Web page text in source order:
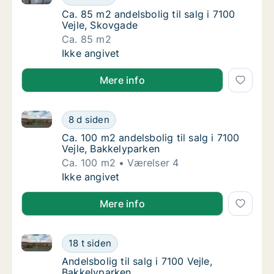
Ca. 85 m2 andelsbolig til salg i 7100 Vejle,
Ca. 85 m2 andelsbolig til salg i 7100
Vejle, Skovgade
Ca. 85 m2
Ca. 85 m2 andelsbolig til salg i 7100 Vejle,
Ikke angivet
Mere info
Ca. 100 m2 andelsbolig til salg i 7100 Vejle,
8 d siden
Ca. 100 m2 andelsbolig til salg i 7100 Vejle,
Ca. 100 m2 andelsbolig til salg i 7100 Vejle,
Ca. 100 m2 andelsbolig til salg i 7100
Vejle, Bakkelyparken
Ca. 100 m2
Værelser 4
Ca. 100 m2 andelsbolig til salg i 7100 Vejle,
Ikke angivet
Mere info
Andelsbolig til salg i 7100 Vejle,
18 t siden
Andelsbolig til salg i 7100 Vejle, Bakkelyparken
Andelsbolig til salg i 7100 Vejle,
Andelsbolig til salg i 7100 Vejle,